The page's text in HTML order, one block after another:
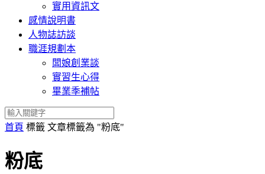
實用資訊文
感情說明書
人物誌訪談
職涯規劃本
闆娘創業談
實習生心得
畢業季補帖
首頁 標籤 文章標籤為 "粉底"
粉底